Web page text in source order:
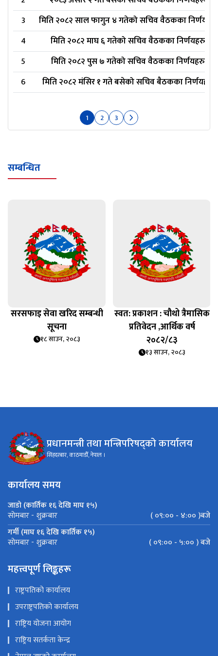
3
मिति २०८२ साल फागुन ४ गतेको सचिव वैठकका निर्णयहरु
4
मिति २०८२ माघ ६ गतेको सचिव वैठकका निर्णयहरु
5
मिति २०८२ पुस ७ गतेको सचिव वैठकका निर्णयहरु
6
मिति २०८२ मंसिर १ गते बसेको सचिव बैठकका निर्णयहरु
1 2 3
सम्बन्धित
सरसफाइ सेवा खरिद सम्बन्धी
सूचना
१८ साउन, २०८३
स्वत: प्रकाशन : चौथो त्रैमासिक
प्रतिवेदन ,आर्थिक वर्ष
२०८२/८३
१३ साउन, २०८३
प्रधानमन्त्री तथा मन्त्रिपरिषद्को कार्यालय
सिंहदरबार, काठमाडौँ, नेपाल ।
कार्यालय समय
जाडो (कार्तिक १६ देखि माघ १५)
सोमबार - शुक्रबार
( ०९:०० - ४:०० )बजे
गर्मी (माघ १६ देखि कार्तिक १५)
सोमबार - शुक्रबार ( ०९:०० - ५:०० ) बजे
महत्त्वपूर्ण लिङ्कहरू
राष्ट्रपतिको कार्यालय
उपराष्ट्रपतिको कार्यालय
राष्ट्रिय योजना आयोग
राष्ट्रिय सतर्कता केन्द्र